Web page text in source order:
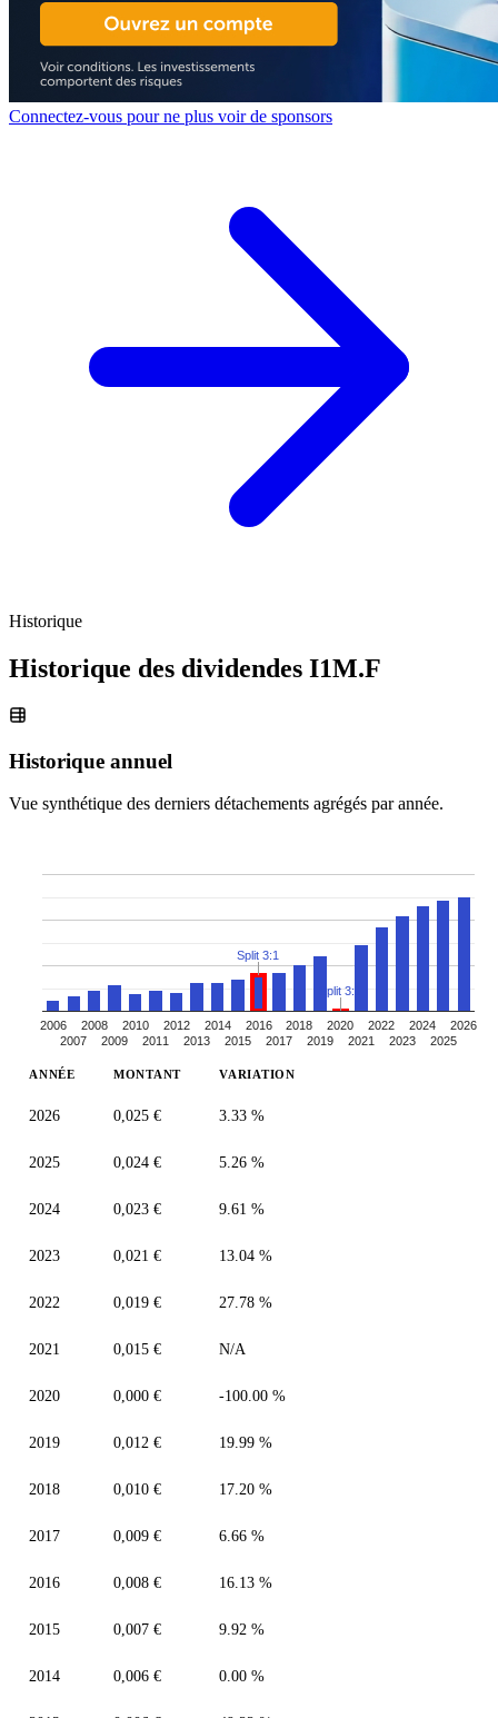
Connectez-vous pour ne plus voir de sponsors
Historique
Historique des dividendes I1M.F
Historique annuel
Vue synthétique des derniers détachements agrégés par année.
2006
2007
2008
2009
2010
2011
2012
2013
2014
2015
2016
2017
2018
2019
2020
2021
2022
2023
2024
2025
2026
Split 3:1
Split 3:1
ANNÉE MONTANT VARIATION
2026 0,025 € 3.33 %
2025 0,024 € 5.26 %
2024 0,023 € 9.61 %
2023 0,021 € 13.04 %
2022 0,019 € 27.78 %
2021 0,015 € N/A
2020 0,000 € -100.00 %
2019 0,012 € 19.99 %
2018 0,010 € 17.20 %
2017 0,009 € 6.66 %
2016 0,008 € 16.13 %
2015 0,007 € 9.92 %
2014 0,006 € 0.00 %